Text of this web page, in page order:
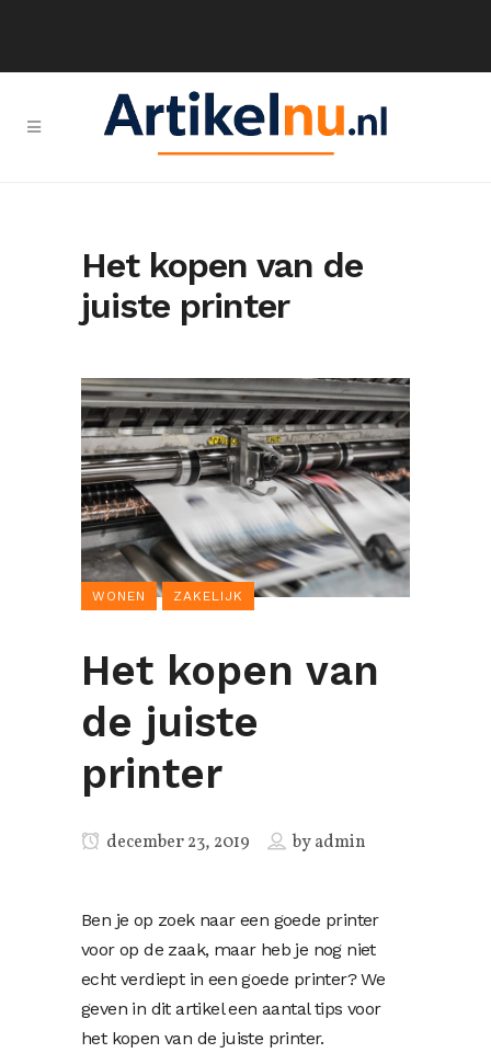
Het kopen van de
juiste printer
WONEN ZAKELIJK
Het kopen van
de juiste
printer
december 23, 2019 byadmin
Ben je op zoek naar een goede printer
voor op de zaak, maar heb je nog niet
echt verdiept in een goede printer? We
geven in dit artikel een aantal tips voor
het kopen van de juiste printer.